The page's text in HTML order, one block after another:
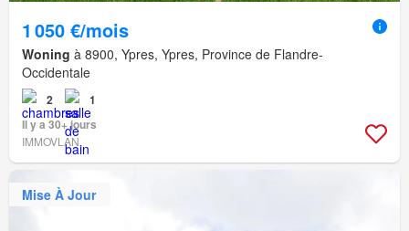
1 050 €/mois
Woning à 8900, Ypres, Ypres, Province de Flandre-
Occidentale
2
1
Il y a 30+ jours
IMMOVLAN
Mise À Jour